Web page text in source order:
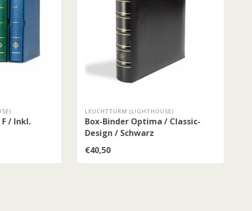
/ Inkl.
LEUCHTTURM (LIGHTHOUSE)
Box-Binder Optima / Classic-
Design / Schwarz
€40,50